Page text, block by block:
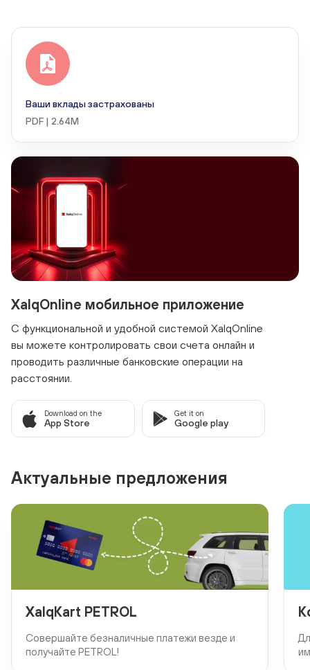
Ваши вклады застрахованы
PDF | 2.64M
XalqOnline мобильное приложение
С функциональной и удобной системой XalqOnline
вы можете контролировать свои счета онлайн и
проводить различные банковские операции на
расстоянии.
Download on the
App Store
Get it on
Google play
Актуальные предложения
XalqKart PETROL
Совершайте безналичные платежи везде и
получайте PETROL!